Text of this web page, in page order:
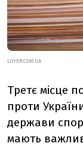
LOYER.COM.UA
Третє місце
проти
держави
мають